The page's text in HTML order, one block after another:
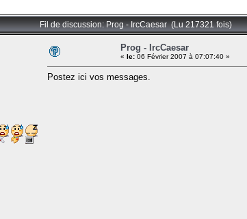
Fil de discussion: Prog - IrcCaesar (Lu 217321 fois)
Prog - IrcCaesar
« le: 06 Février 2007 à 07:07:40 »
Postez ici vos messages.